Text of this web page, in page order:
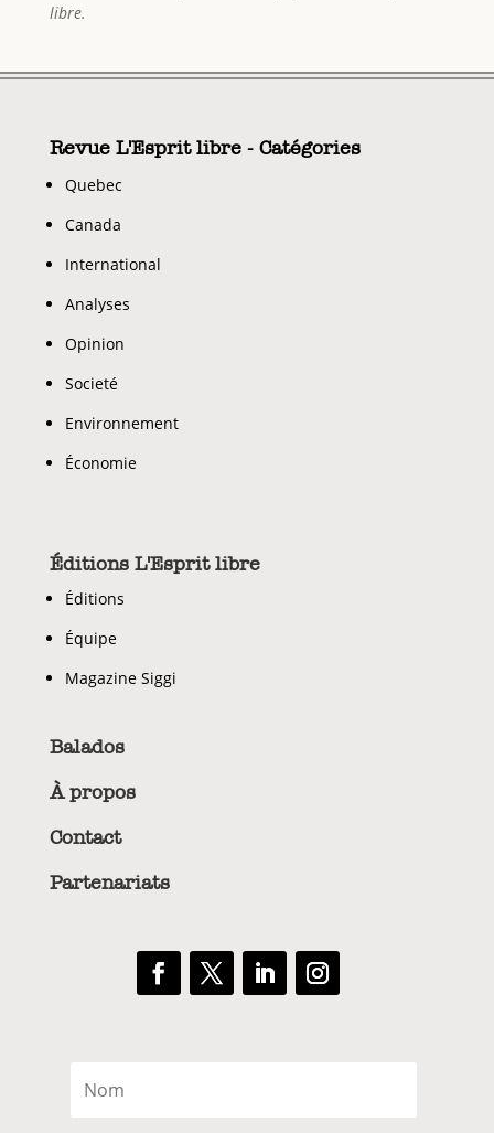
libre.
Revue L'Esprit libre - Catégories
Quebec
Canada
International
Analyses
Opinion
Societé
Environnement
Économie
Éditions L'Esprit libre
Éditions
Équipe
Magazine Siggi
Balados
À propos
Contact
Partenariats